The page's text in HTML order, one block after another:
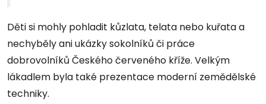
Děti si mohly pohladit kůzlata, telata nebo kuřata a
nechyběly ani ukázky sokolníků či práce
dobrovolníků Českého červeného kříže. Velkým
lákadlem byla také prezentace moderní zemědělské
techniky.